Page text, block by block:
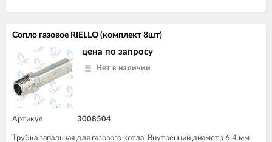
Сопло газовое RIELLO (комплект 8шт)
цена по запросу
Нет в наличии
Артикул 3008504
Трубка запальная для газового котла: Внутренний диаметр 6,4 мм